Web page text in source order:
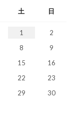
土 日
1
2
8
9
15
16
22
23
29
30